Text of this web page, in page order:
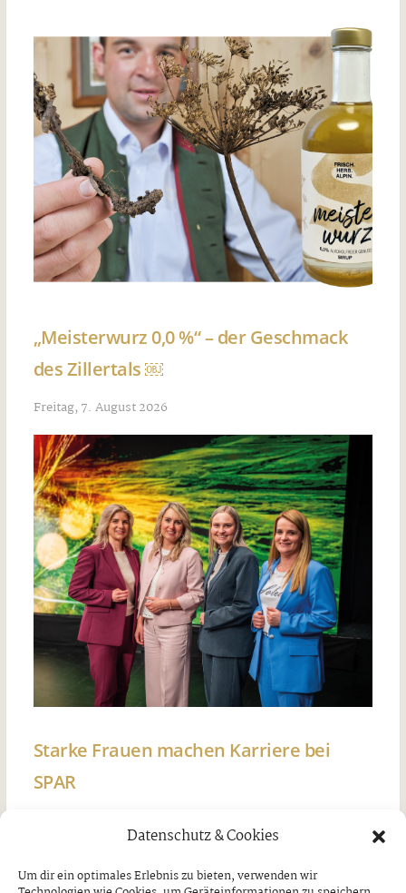
Datenschutz & Cookies
Um dir ein optimales Erlebnis zu bieten, verwenden wir
„Meisterwurz 0,0 %“ – der Geschmack
des Zillertals ￼
Freitag, 7. August 2026
Starke Frauen machen Karriere bei
SPAR